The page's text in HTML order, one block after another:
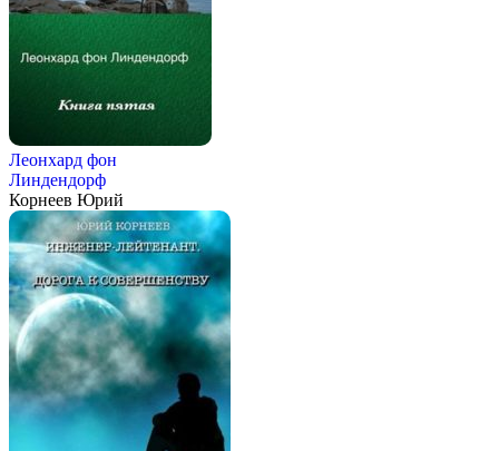
Леонхард фон
Линдендорф
Корнеев Юрий